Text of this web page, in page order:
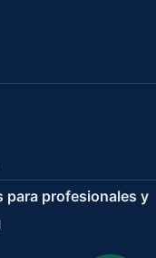
para profesionales y